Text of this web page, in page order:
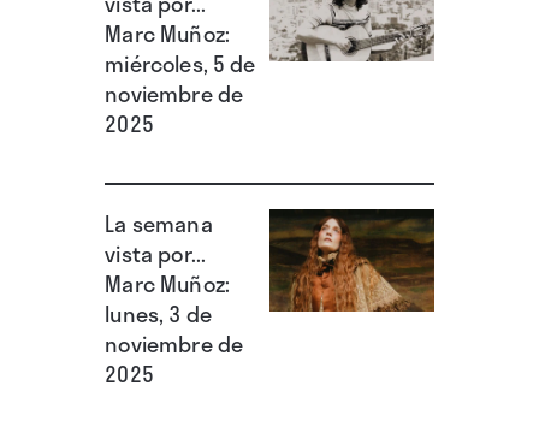
Marc Muñoz:
miércoles, 5 de
noviembre de
2025
La semana
vista por...
Marc Muñoz:
lunes, 3 de
noviembre de
2025